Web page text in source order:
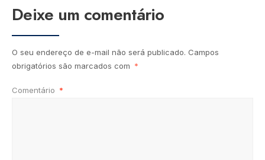
Deixe um comentário
O seu endereço de e-mail não será publicado. Campos
obrigatórios são marcados com *
Comentário *